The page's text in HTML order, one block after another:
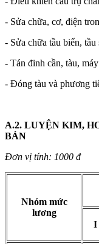
- Sửa chữa, cơ, điện
- Sửa chữa tầu biển, tầu
- Tán đinh cần, tàu,
- Đóng tàu và phương
A.2. LUYỆN KIM,
BẢN
Đơn vị tính: 1000 đ
Nhóm mức
lương
I